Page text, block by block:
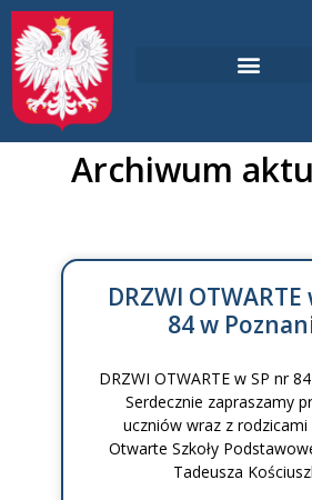
Archiwum
DRZWI OTWARTE
84 w
DRZWI OTWARTE w SP nr
Serdecznie zapraszamy
uczniów wraz z rodzicami
Otwarte Szkoły
Tadeusza